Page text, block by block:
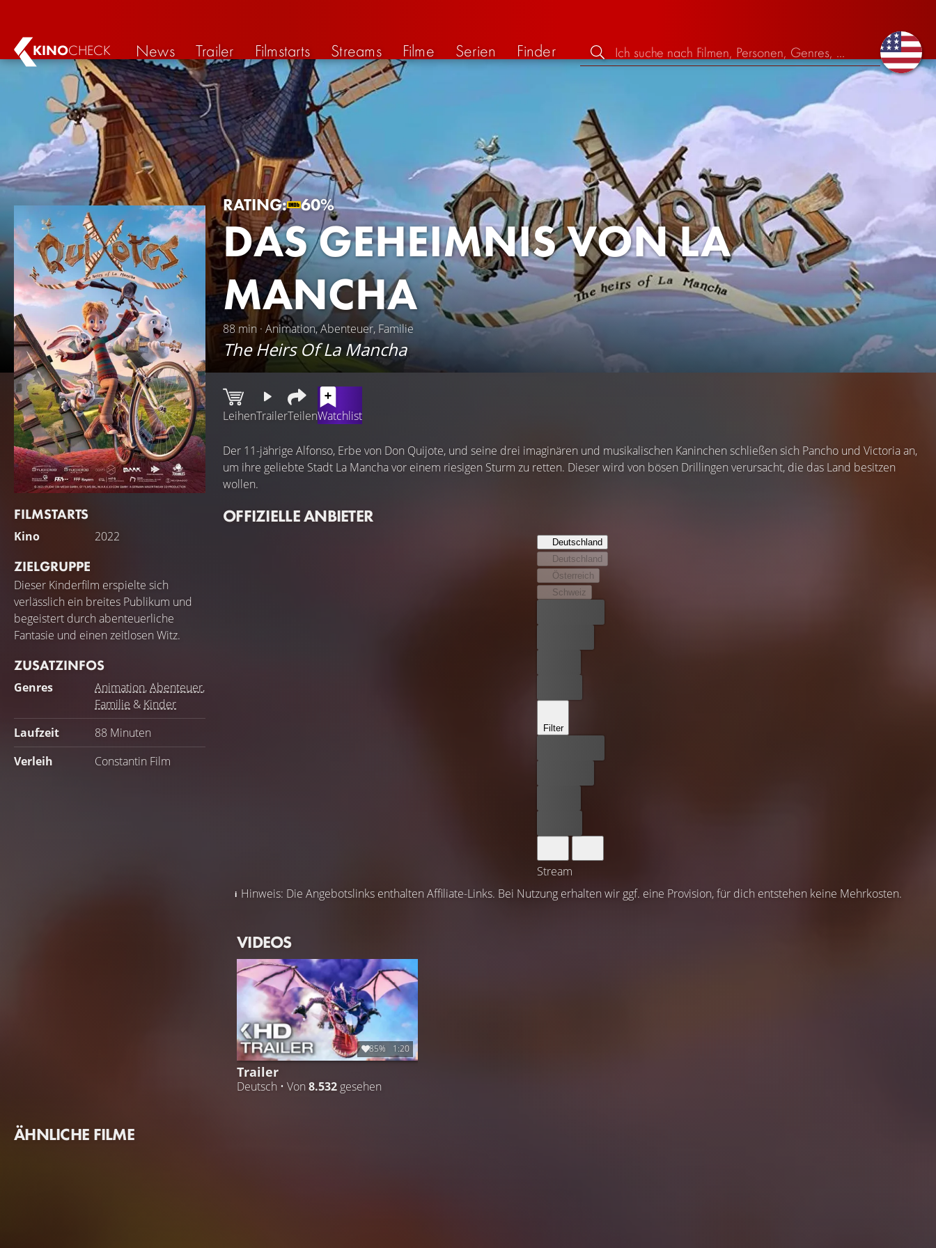
KINOCHECK News Trailer Filmstarts Streams Filme Serien Finder
RATING: 60%
DAS GEHEIMNIS VON LA
MANCHA
88 min · Animation, Abenteuer, Familie
The Heirs Of La Mancha
FILMSTARTS
Kino 2022
ZIELGRUPPE
Dieser Kinderfilm erspielte sich
verlässlich ein breites Publikum und
begeistert durch abenteuerliche
Fantasie und einen zeitlosen Witz.
ZUSATZINFOS
Genres Animation,Abenteuer,
Familie & Kinder
Laufzeit
88 Minuten
Verleih
Constantin Film
LeihenTrailerTeilenWatchlist
Der 11-jährige Alfonso, Erbe von Don Quijote, und seine drei imaginären und musikalischen Kaninchen schließen sich Pancho und Victoria an,
um ihre geliebte Stadt La Mancha vor einem riesigen Sturm zu retten. Dieser wird von bösen Drillingen verursacht, die das Land besitzen
wollen.
OFFIZIELLE ANBIETER
Deutschland
Deutschland
Österreich
Schweiz
Filter
Stream
Hinweis: Die Angebotslinks enthalten Affiliate-Links. Bei Nutzung erhalten wir ggf. eine Provision, für dich entstehen keine Mehrkosten.
VIDEOS
85% 1:20
Trailer
Deutsch • Von 8.532 gesehen
ÄHNLICHE FILME